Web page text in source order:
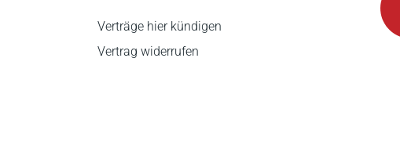
Verträge hier kündigen
Vertrag widerrufen